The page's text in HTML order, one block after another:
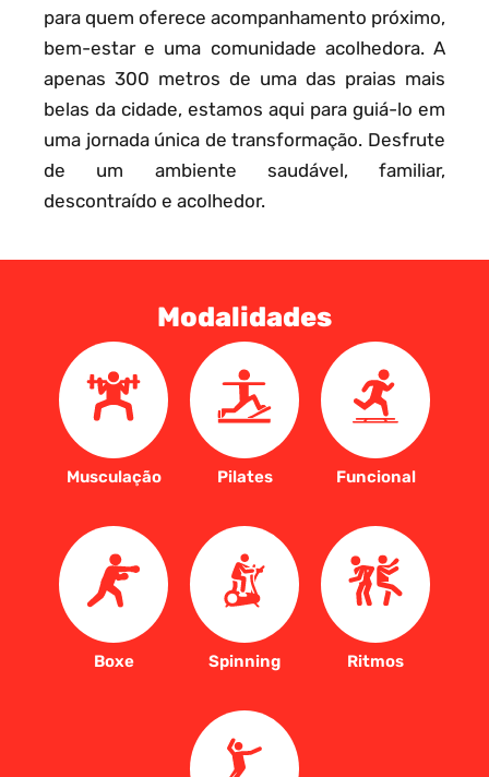
para quem oferece acompanhamento próximo,
bem-estar e uma comunidade acolhedora. A
apenas 300 metros de uma das praias mais
belas da cidade, estamos aqui para guiá-lo em
uma jornada única de transformação. Desfrute
de um ambiente saudável, familiar,
descontraído e acolhedor.
Modalidades
Musculação Pilates Funcional
Boxe Spinning Ritmos